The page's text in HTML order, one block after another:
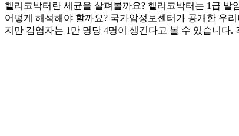
헬리코박터란 세균을 살펴볼까요? 헬리코박터는 1급
어떻게 해석해야 할까요? 국가암정보센터가 공개한 우
지만 감염자는 1만 명당 4명이 생긴다고 볼 수 있습니다